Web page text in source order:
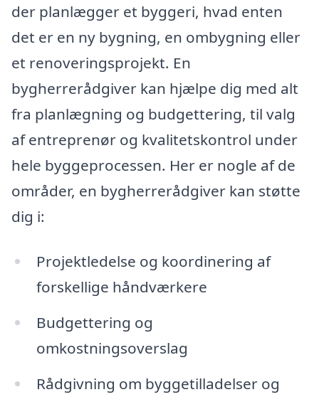
der planlægger et byggeri, hvad enten
det er en ny bygning, en ombygning eller
et renoveringsprojekt. En
bygherrerådgiver kan hjælpe dig med alt
fra planlægning og budgettering, til valg
af entreprenør og kvalitetskontrol under
hele byggeprocessen. Her er nogle af de
områder, en bygherrerådgiver kan støtte
dig i:
Projektledelse og koordinering af
forskellige håndværkere
Budgettering og
omkostningsoverslag
Rådgivning om byggetilladelser og